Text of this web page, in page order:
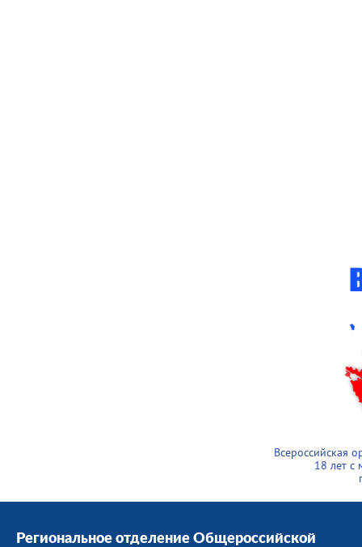
Всероссийская
18 лет
Региональное отделение Общероссийской